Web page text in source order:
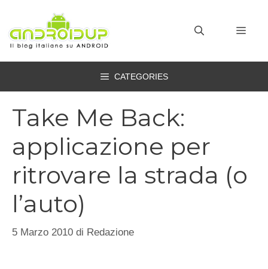
contenuto
CATEGORIES
Take Me Back:
applicazione per
ritrovare la strada (o
l’auto)
5 Marzo 2010 di Redazione